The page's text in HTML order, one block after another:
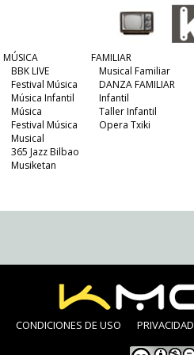
MÚSICA
BBK LIVE
Festival Música
Música Infantil
Música
Festival Música
Musical
365 Jazz Bilbao
Musiketan
FAMILIAR
Musical Familiar
DANZA FAMILIAR
Infantil
Taller Infantil
Opera Txiki
CONDICIONES DE USO PRIVACIDAD